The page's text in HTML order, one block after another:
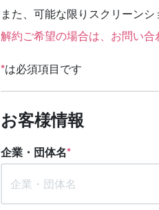
また、可能な限りスクリーンシ
解約ご希望の場合は、お問い合
*は必須項目です
お客様情報
企業・団体名*